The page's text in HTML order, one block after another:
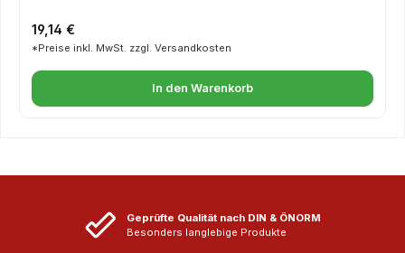
Regulärer Preis:
19,14 €
*Preise inkl. MwSt. zzgl. Versandkosten
In den Warenkorb
Geprüfte Qualität nach DIN & ÖNORM
Besonders langlebige Produkte